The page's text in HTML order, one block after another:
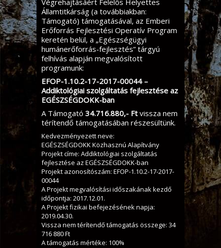
Végrehajtásáért Felelős Helyettes
Államtitkárság (a továbbiakban:
Támogató) támogatásával, az Emberi
Erőforrás Fejlesztési Operatív Program
keretén belül, a „Egészségügyi
humánerőforrás-fejlesztés” tárgyú
felhívás alapján megvalósított
programunk:
EFOP-1.10.2-17-2017-00044 –
Addiktológiai szolgáltatás fejlesztése az
EGÉSZSÉGDOKK-ban
A Támogató 34.716.880,- Ft vissza nem
térítendő támogatásában részesültünk.
Kedvezményezett neve:
EGÉSZSÉGDOKK Közhasznú Alapítvány
Projekt címe: Addiktológiai szolgáltatás
fejlesztése az EGÉSZSÉGDOKK-ban
Projekt azonosítószám: EFOP-1.10.2-17-2017-
00044
A Projekt megvalósítási időszakának kezdő
időpontja: 2017.12.01.
A Projekt fizikai befejezésének napja:
2019.04.30.
Vissza nem térítendő támogatás összege: 34
716 880 Ft
A támogatás mértéke: 100%